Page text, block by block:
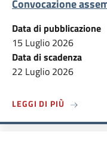
TECNICO
Convocazione
Data di pubblicazione
15 Luglio 2026
Data di scadenza
22 Luglio 2026
LEGGI DI PIÙA